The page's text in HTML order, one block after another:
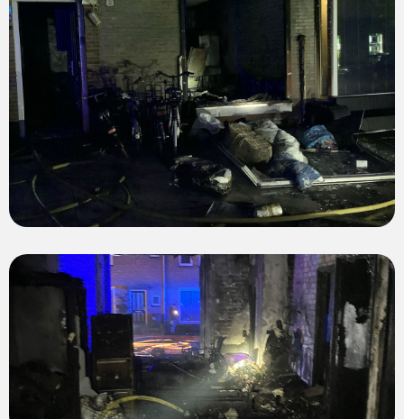
View
photo